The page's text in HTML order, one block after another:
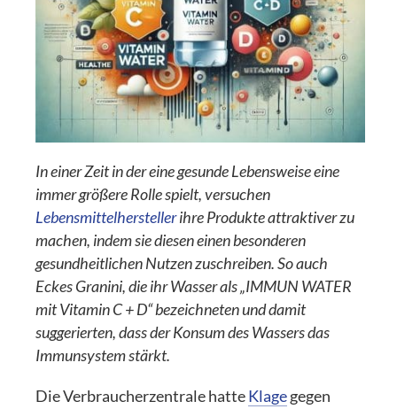
In einer Zeit in der eine gesunde Lebensweise eine
immer größere Rolle spielt, versuchen
Lebensmittelherstellerihre Produkte attraktiver zu
machen, indem sie diesen einen besonderen
gesundheitlichen Nutzen zuschreiben. So auch
Eckes Granini, die ihr Wasser als „IMMUN WATER
mit Vitamin C + D“ bezeichneten und damit
suggerierten, dass der Konsum des Wassers das
Immunsystem stärkt.
Die Verbraucherzentrale hatteKlagegegen